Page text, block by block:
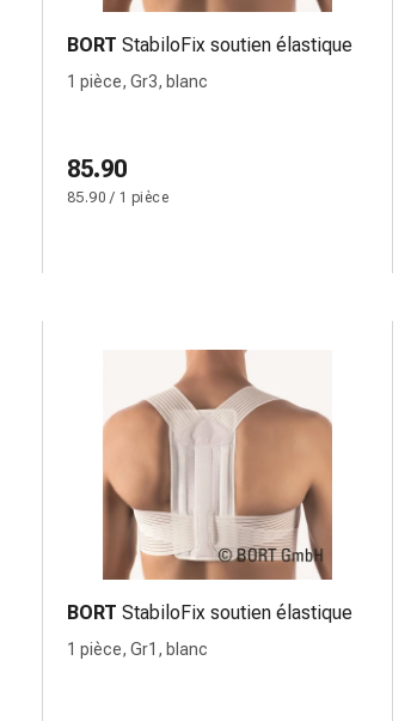
BORT StabiloFix soutien élastique
1 pièce, Gr3, blanc
85.90
85.90 / 1 pièce
BORT StabiloFix soutien élastique
1 pièce, Gr1, blanc